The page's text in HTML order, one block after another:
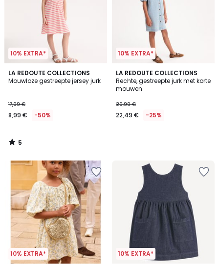
10% EXTRA*
LA REDOUTE COLLECTIONS
Mouwloze gestreepte jersey jurk
17,99 €
8,99 € -50%
5
/
5
/
10% EXTRA*
LA REDOUTE COLLECTIONS
Rechte, gestreepte jurk met korte
mouwen
29,99 €
22,49 € -25%
10% EXTRA* 10% EXTRA*